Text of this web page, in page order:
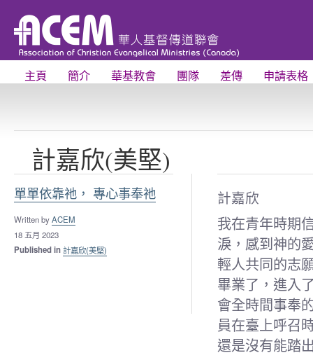
主頁 簡介 華基教會 團隊 差傳 申請表格
計嘉欣(美堅)
單單依靠祂， 專心事奉祂
Written byACEM
18 五月 2023
Published in計嘉欣(美堅)
計嘉欣
我在青年時期
淚，感到神的
輕人共同的志
畢業了，進入
會全時間事奉
員在臺上呼召
還是沒有能踏